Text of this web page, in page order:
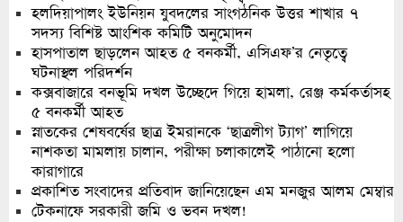
হলদিয়াপালং ইউনিয়ন যুবদলের সাংগঠনিক উত্তর শাখার ৭
সদস্য বিশিষ্ট আংশিক কমিটি অনুমোদন
হাসপাতাল ছাড়লেন আহত ৫ বনকর্মী, এসিএফ’র নেতৃত্বে
ঘটনাস্থল পরিদর্শন
কক্সবাজারে বনভূমি দখল উচ্ছেদে গিয়ে হামলা, রেঞ্জ কর্মকর্তাসহ
৫ বনকর্মী আহত
স্নাতকের শেষবর্ষের ছাত্র ইমরানকে ‘ছাত্রলীগ ট্যাগ’ লাগিয়ে
নাশকতা মামলায় চালান, পরীক্ষা চলাকালেই পাঠানো হলো
কারাগারে
প্রকাশিত সংবাদের প্রতিবাদ জানিয়েছেন এম মনজুর আলম মেম্বার
টেকনাফে সরকারী জমি ও ভবন দখল!